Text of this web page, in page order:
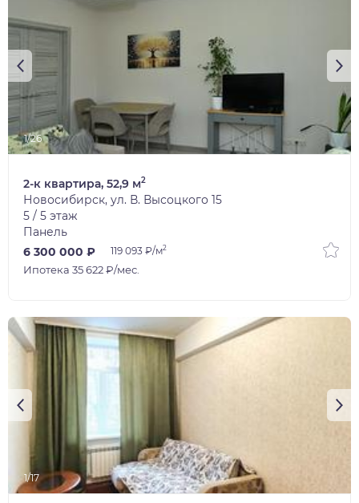
1/26
2-к квартира, 52,9 м2
Новосибирск, ул. В. Высоцкого 15
5 / 5 этаж
Панель
6 300 000 ₽
119 093 ₽/м2
Ипотека 35 622 ₽/мес.
1/17